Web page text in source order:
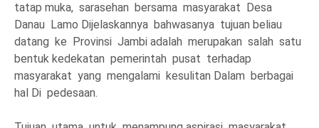
tatap muka, sarasehan bersama masyarakat Desa
Danau Lamo Dijelaskannya bahwasanya tujuan beliau
datang ke Provinsi Jambi adalah merupakan salah satu
bentuk kedekatan pemerintah pusat terhadap
masyarakat yang mengalami kesulitan Dalam berbagai
hal Di pedesaan.